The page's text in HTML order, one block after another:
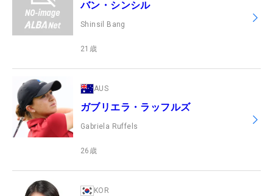
バン・シンシル
Shinsil Bang
21 歳
AUS
ガブリエラ・ラッフルズ
Gabriela Ruffels
26 歳
KOR